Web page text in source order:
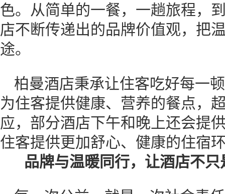
色。从简单的一餐，一趟旅程，
店不断传递出的品牌价值观，把
途。
柏曼酒店秉承让住客吃好每一
为住客提供健康、营养的餐点，
应，部分酒店下午和晚上还会提
住客提供更加舒心、健康的住宿
品牌与温暖同行，让酒店不只